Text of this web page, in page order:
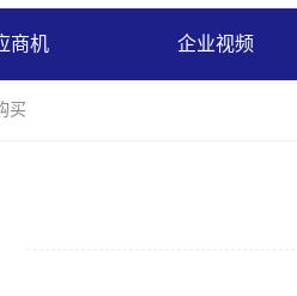
商机 企业视频
买